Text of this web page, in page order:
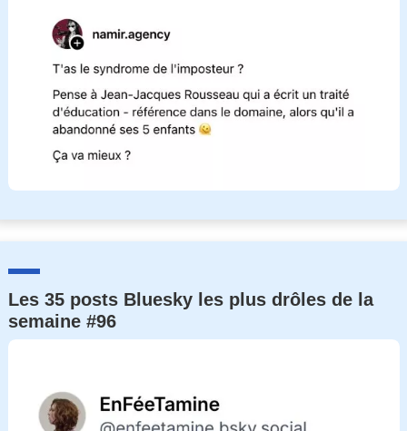
Les 35 posts Bluesky les plus drôles de la
semaine #96